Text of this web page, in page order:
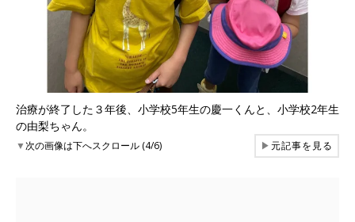
治療が終了した３年後、小学校5年生の慶一くんと、小学校2年生
の由梨ちゃん。
▼次の画像は下へスクロール (4/6) ▶元記事を見る